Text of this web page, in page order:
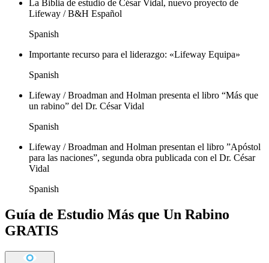
La Biblia de estudio de César Vidal, nuevo proyecto de
Lifeway / B&H Español
Spanish
Importante recurso para el liderazgo: «Lifeway Equipa»
Spanish
Lifeway / Broadman and Holman presenta el libro “Más que
un rabino” del Dr. César Vidal
Spanish
Lifeway / Broadman and Holman presentan el libro ”Apóstol
para las naciones”, segunda obra publicada con el Dr. César
Vidal
Spanish
Guía de Estudio Más que Un Rabino
GRATIS